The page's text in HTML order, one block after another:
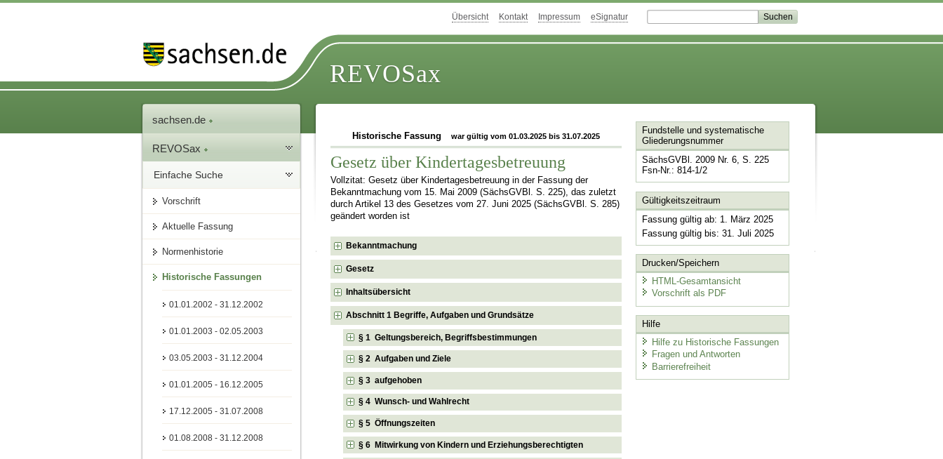
Übersicht Kontakt Impressum eSignatur
REVOSax
sachsen.de
REVOSax
Einfache Suche
Vorschrift
Aktuelle Fassung
Normenhistorie
Historische Fassungen
01.01.2002 - 31.12.2002
01.01.2003 - 02.05.2003
03.05.2003 - 31.12.2004
01.01.2005 - 16.12.2005
17.12.2005 - 31.07.2008
01.08.2008 - 31.12.2008
Historische Fassung war gültig vom 01.03.2025 bis 31.07.2025
Gesetz über Kindertagesbetreuung
Vollzitat: Gesetz über Kindertagesbetreuung in der Fassung der
Bekanntmachung vom 15. Mai 2009 (SächsGVBl. S. 225), das zuletzt
durch Artikel 13 des Gesetzes vom 27. Juni 2025 (SächsGVBl. S. 285)
geändert worden ist
Bekanntmachung
Gesetz
Inhaltsübersicht
Abschnitt 1 Begriffe, Aufgaben und Grundsätze
§ 1 Geltungsbereich, Begriffsbestimmungen
§ 2 Aufgaben und Ziele
§ 3 aufgehoben
§ 4 Wunsch- und Wahlrecht
§ 5 Öffnungszeiten
§ 6 Mitwirkung von Kindern und Erziehungsberechtigten
Fundstelle und systematische
Gliederungsnummer
SächsGVBl. 2009 Nr. 6, S. 225
Fsn-Nr.: 814-1/2
Gültigkeitszeitraum
Fassung gültig ab: 1. März 2025
Fassung gültig bis: 31. Juli 2025
Drucken/Speichern
HTML-Gesamtansicht
Vorschrift als PDF
Hilfe
Hilfe zu Historische Fassungen
Fragen und Antworten
Barrierefreiheit